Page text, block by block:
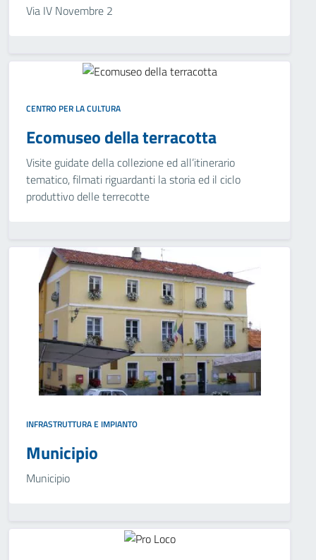
Via IV Novembre 2
CENTRO PER LA CULTURA
Ecomuseo della terracotta
Visite guidate della collezione ed all’itinerario
tematico, filmati riguardanti la storia ed il ciclo
produttivo delle terrecotte
INFRASTRUTTURA E IMPIANTO
Municipio
Municipio